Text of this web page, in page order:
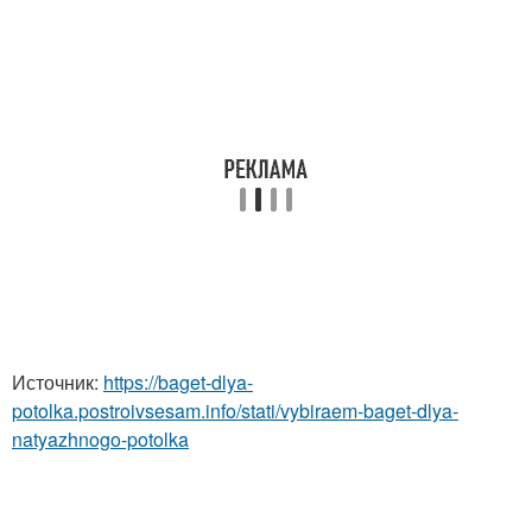
Источник: https://baget-dlya-
potolka.postroivsesam.info/stati/vybiraem-baget-dlya-
natyazhnogo-potolka